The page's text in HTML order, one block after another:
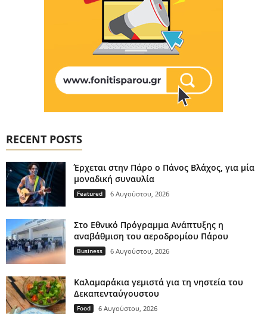
RECENT POSTS
Έρχεται στην Πάρο ο Πάνος Βλάχος, για μία
μοναδική συναυλία
Featured 6 Αυγούστου, 2026
Στο Εθνικό Πρόγραμμα Ανάπτυξης η
αναβάθμιση του αεροδρομίου Πάρου
Business 6 Αυγούστου, 2026
Καλαμαράκια γεμιστά για τη νηστεία του
Δεκαπενταύγουστου
Food 6 Αυγούστου, 2026